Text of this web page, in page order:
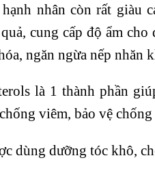
nhân còn rất giàu
cung cấp độ ẩm
ngăn ngừa nếp nhăn
là 1 thành phần
viêm, bảo vệ
dùng dưỡng tóc khô,